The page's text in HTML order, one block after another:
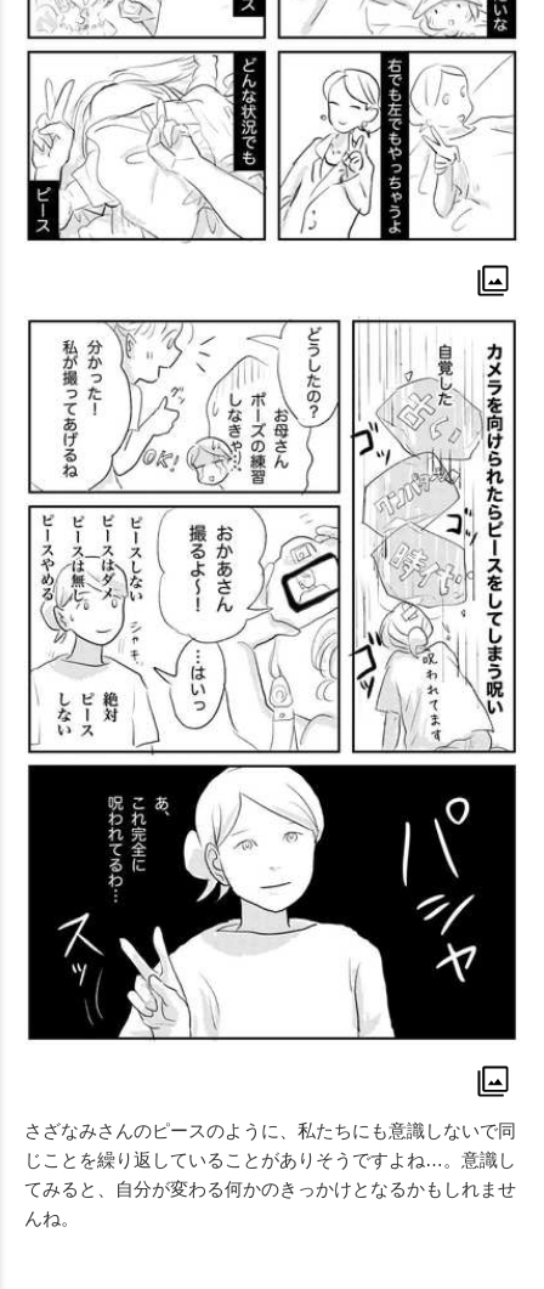
さざなみさんのピースのように、私たちにも意識しないで同
じことを繰り返していることがありそうですよね…。意識し
てみると、自分が変わる何かのきっかけとなるかもしれませ
んね。